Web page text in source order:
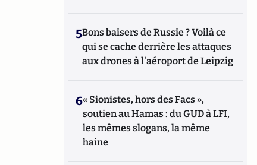
5Bons baisers de Russie ? Voilà ce
qui se cache derrière les attaques
aux drones à l'aéroport de Leipzig
6« Sionistes, hors des Facs »,
soutien au Hamas : du GUD à LFI,
les mêmes slogans, la même
haine